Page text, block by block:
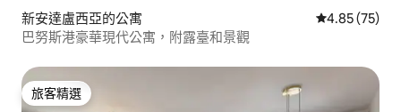
新安達盧西亞的公寓 從 75 則評價
4.85 (75)
巴努斯港豪華現代公寓，附露臺和景觀
旅客精選
旅客精選